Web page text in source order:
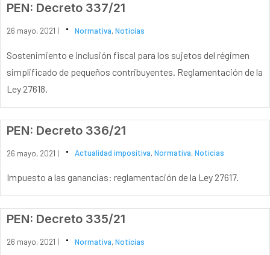
PEN: Decreto 337/21
26 mayo, 2021 | Normativa,Noticias
Sostenimiento e inclusión fiscal para los sujetos del régimen
simplificado de pequeños contribuyentes. Reglamentación de la
Ley 27618.
PEN: Decreto 336/21
26 mayo, 2021 | Actualidad impositiva,Normativa,Noticias
Impuesto a las ganancias: reglamentación de la Ley 27617.
PEN: Decreto 335/21
26 mayo, 2021 | Normativa,Noticias